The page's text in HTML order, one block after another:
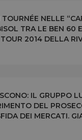
NELLE
TRA LE BEN 60
2014 DELLA
E LAS VEGAS
IL GRUPPO
DEL
DEI MERCATI.
IN AZIENDA